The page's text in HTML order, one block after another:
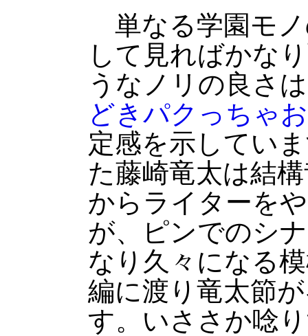
単なる学園モ
して見ればかな
うなノリの良さは
どきパクっちゃ
定感を示してい
た藤崎竜太は結
からライターを
が、ピンでのシ
なり久々になる
編に渡り竜太節
す。いささか唸